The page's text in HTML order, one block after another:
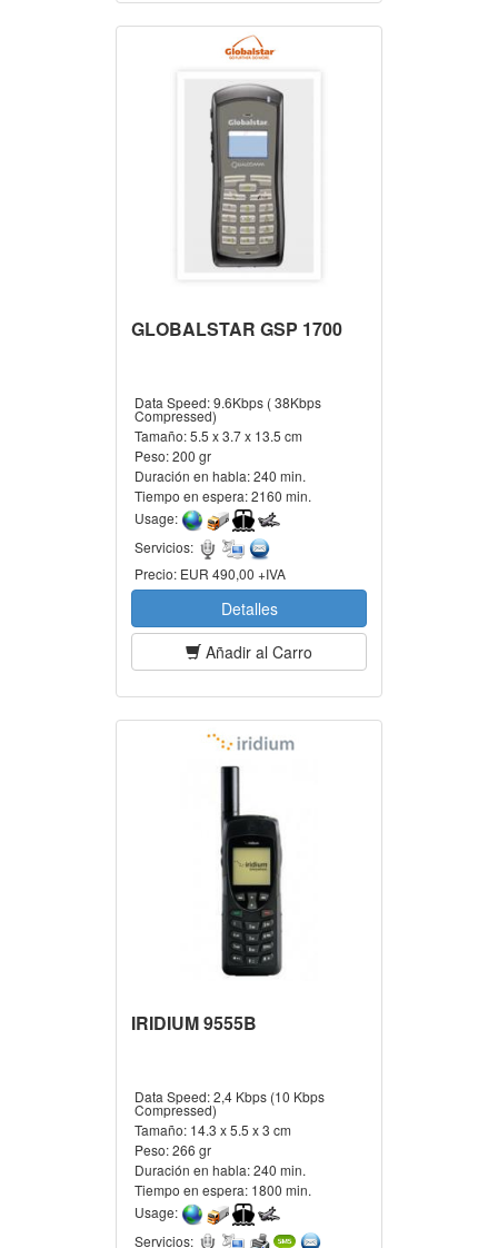
GLOBALSTAR GSP 1700
Data Speed:9.6Kbps ( 38Kbps
Compressed)
Tamaño:5.5 x 3.7 x 13.5 cm
Peso:200 gr
Duración en habla:240 min.
Tiempo en espera:2160 min.
Usage:
Servicios:
Precio: EUR 490,00 +IVA
Detalles
Añadir al Carro
IRIDIUM 9555B
Data Speed:2,4 Kbps (10 Kbps
Compressed)
Tamaño: 14.3 x 5.5 x 3 cm
Peso:266 gr
Duración en habla:240 min.
Tiempo en espera: 1800 min.
Usage:
Servicios: